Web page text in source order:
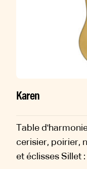
Karen
Table
cerisier, poirier,
et éclisses Sillet